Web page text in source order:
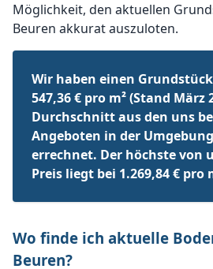
Möglichkeit, den aktuellen
Beuren akkurat auszuloten.
Wir haben einen
547,36 € pro m² (Stand März
Durchschnitt aus den uns
Angeboten in der
errechnet. Der höchste von
Preis liegt bei 1.269,84 € pro
Wo finde ich aktuelle
Beuren?